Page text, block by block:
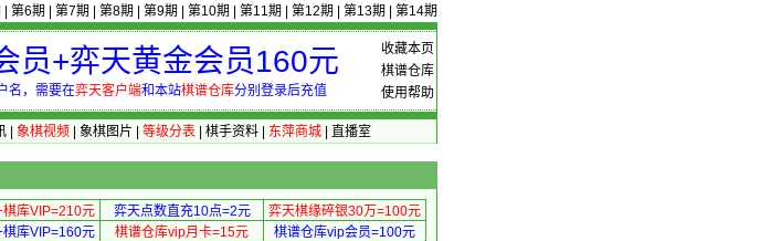
第6期 第7期 第8期 第9期 第10期 第11期 第12期 第13期 第14期
收藏本页
棋谱仓库
使用帮助
员+弈天黄金会员160元
名，需要在弈天客户端和本站棋谱仓库分别登录后充值
| 象棋视频 象棋图片 等级分表| 棋手资料| 东萍商城| 直播室
库VIP=210元 弈天点数直充10点=2元
弈天棋缘碎银30万=100元
库VIP=160元 棋谱仓库vip月卡=15元 棋谱仓库vip会员=100元